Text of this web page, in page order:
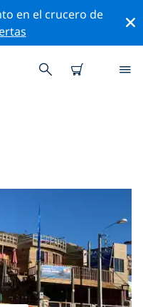
en el crucero de